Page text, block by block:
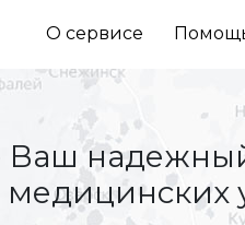
О сервисе
Ваш